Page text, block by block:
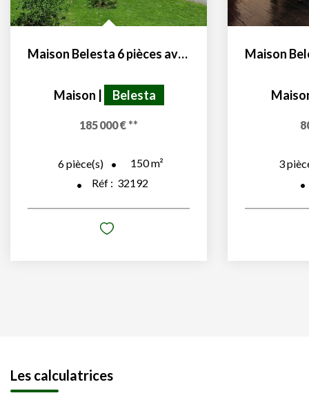
Maison Belesta 6 pièces avec jardin constructible
Maison Belesta
185 000 € **
6pièce(s) 150m²
Réf : 32192
3
Les calculatrices